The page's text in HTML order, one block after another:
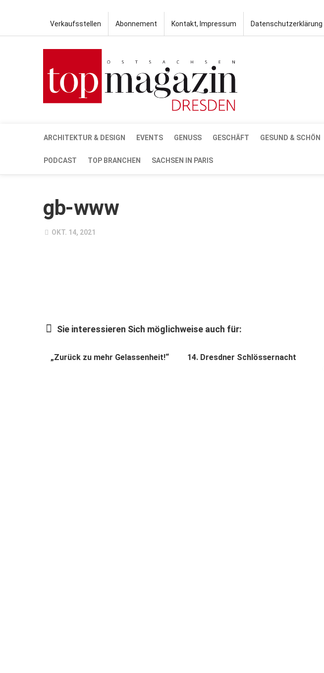
Verkaufsstellen Abonnement Kontakt, Impressum Datenschutzerklärung
ARCHITEKTUR & DESIGN EVENTS GENUSS GESCHÄFT GESUND & SCHÖN
PODCAST TOP BRANCHEN SACHSEN IN PARIS
gb-www
OKT. 14, 2021
Sie interessieren Sich möglichweise auch für:
„Zurück zu mehr Gelassenheit!“ 14. Dresdner Schlössernacht